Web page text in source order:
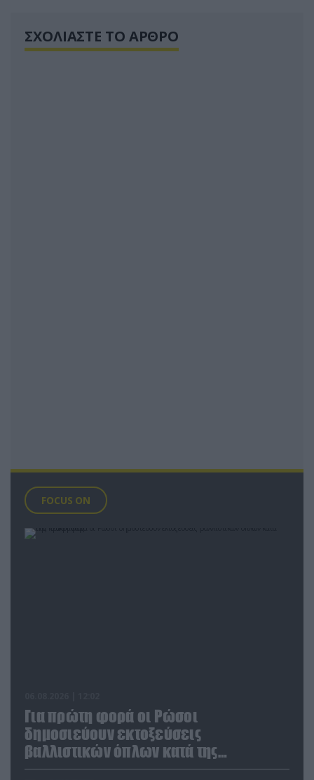
ΣΧΟΛΙΑΣΤΕ ΤΟ ΑΡΘΡΟ
FOCUS ON
Για πρώτη φορά οι Ρώσοι
δημοσιεύουν εκτοξεύσεις
βαλλιστικών όπλων κατά της
Ουκρανίας